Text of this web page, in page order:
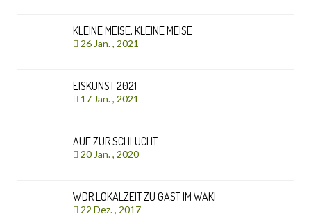
KLEINE MEISE, KLEINE MEISE
26 Jan. , 2021
EISKUNST 2021
17 Jan. , 2021
AUF ZUR SCHLUCHT
20 Jan. , 2020
WDR LOKALZEIT ZU GAST IM WAKI
22 Dez. , 2017